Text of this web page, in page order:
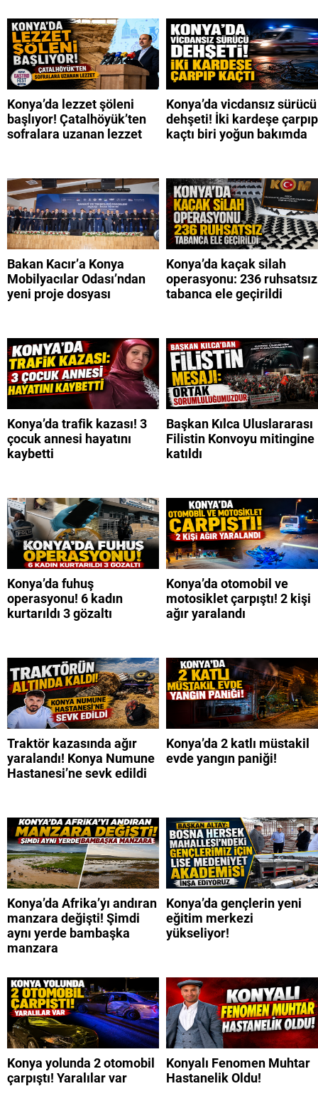
Konya’da lezzet şöleni
başlıyor! Çatalhöyük’ten
sofralara uzanan lezzet
Konya’da vicdansız sürücü
dehşeti! İki kardeşe çarpıp
kaçtı biri yoğun bakımda
Bakan Kacır’a Konya
Mobilyacılar Odası’ndan
yeni proje dosyası
Konya’da kaçak silah
operasyonu: 236 ruhsatsız
tabanca ele geçirildi
Konya’da trafik kazası! 3
çocuk annesi hayatını
kaybetti
Başkan Kılca Uluslararası
Filistin Konvoyu mitingine
katıldı
Konya’da fuhuş
operasyonu! 6 kadın
kurtarıldı 3 gözaltı
Konya’da otomobil ve
motosiklet çarpıştı! 2 kişi
ağır yaralandı
Traktör kazasında ağır
yaralandı! Konya Numune
Hastanesi’ne sevk edildi
Konya’da 2 katlı müstakil
evde yangın paniği!
Konya’da Afrika’yı andıran
manzara değişti! Şimdi
aynı yerde bambaşka
manzara
Konya’da gençlerin yeni
eğitim merkezi
yükseliyor!
Konya yolunda 2 otomobil
çarpıştı! Yaralılar var
Konyalı Fenomen Muhtar
Hastanelik Oldu!